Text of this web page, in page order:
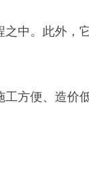
中。此外，
方便、造价